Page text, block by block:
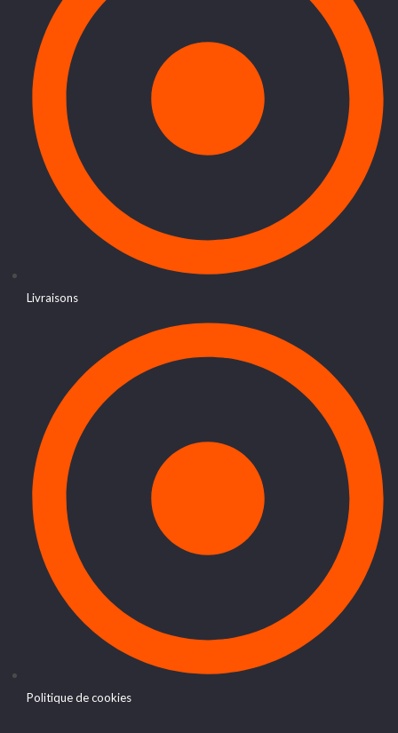
Livraisons
Politique de cookies